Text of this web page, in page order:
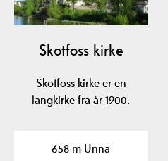
Skotfoss kirke
Skotfoss kirke er en
langkirke fra år 1900.
658 m Unna